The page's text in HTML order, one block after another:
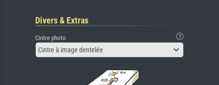
Divers & Extras
Cintre photo
Cintre à image dentelée